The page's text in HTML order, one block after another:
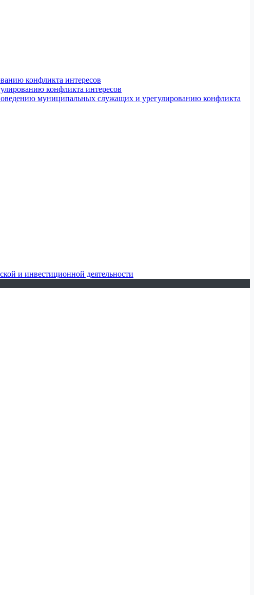
конфликта интересов
конфликта интересов
муниципальных служащих и урегулированию конфликта
и инвестиционной деятельности